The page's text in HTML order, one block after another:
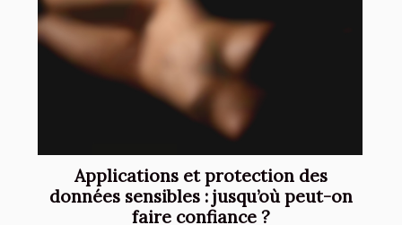
Applications et protection des
données sensibles : jusqu’où peut-on
faire confiance ?